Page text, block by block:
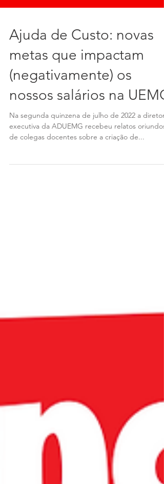
Ajuda de Custo: novas
metas que impactam
(negativamente) os
nossos salários na UEMG
Na segunda quinzena de julho de 2022 a
executiva da ADUEMG recebeu relatos oriundos